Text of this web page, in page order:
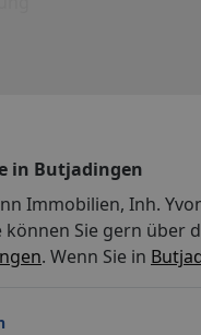
in Butjadingen
Immobilien, Inh.
können Sie gern über
. Wenn Sie in